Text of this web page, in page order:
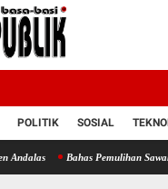
POLITIK SOSIAL
Bahas Pemulihan Sawah dan Kebun